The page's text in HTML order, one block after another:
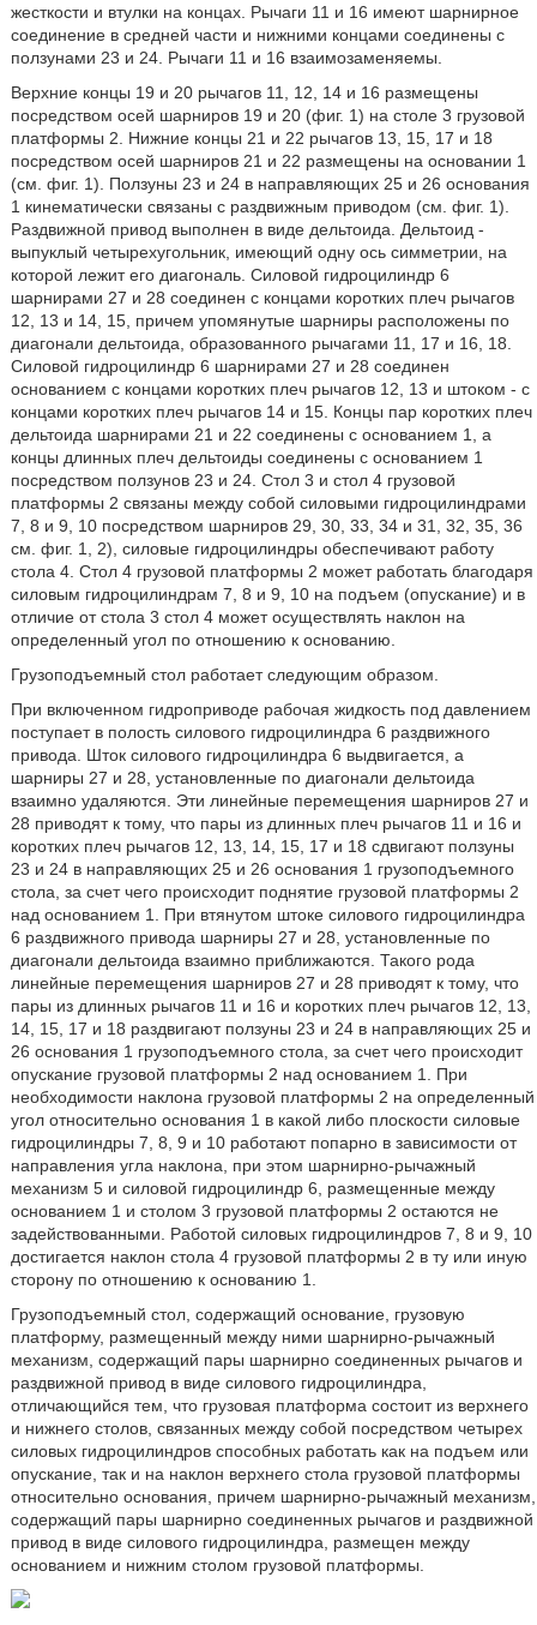
жесткости и втулки на концах. Рычаги 11 и 16 имеют шарнирное
соединение в средней части и нижними концами соединены с
ползунами 23 и 24. Рычаги 11 и 16 взаимозаменяемы.
Верхние концы 19 и 20 рычагов 11, 12, 14 и 16 размещены
посредством осей шарниров 19 и 20 (фиг. 1) на столе 3 грузовой
платформы 2. Нижние концы 21 и 22 рычагов 13, 15, 17 и 18
посредством осей шарниров 21 и 22 размещены на основании 1
(см. фиг. 1). Ползуны 23 и 24 в направляющих 25 и 26 основания
1 кинематически связаны с раздвижным приводом (см. фиг. 1).
Раздвижной привод выполнен в виде дельтоида. Дельтоид -
выпуклый четырехугольник, имеющий одну ось симметрии, на
которой лежит его диагональ. Силовой гидроцилиндр 6
шарнирами 27 и 28 соединен с концами коротких плеч рычагов
12, 13 и 14, 15, причем упомянутые шарниры расположены по
диагонали дельтоида, образованного рычагами 11, 17 и 16, 18.
Силовой гидроцилиндр 6 шарнирами 27 и 28 соединен
основанием с концами коротких плеч рычагов 12, 13 и штоком - с
концами коротких плеч рычагов 14 и 15. Концы пар коротких плеч
дельтоида шарнирами 21 и 22 соединены с основанием 1, а
концы длинных плеч дельтоиды соединены с основанием 1
посредством ползунов 23 и 24. Стол 3 и стол 4 грузовой
платформы 2 связаны между собой силовыми гидроцилиндрами
7, 8 и 9, 10 посредством шарниров 29, 30, 33, 34 и 31, 32, 35, 36
см. фиг. 1, 2), силовые гидроцилиндры обеспечивают работу
стола 4. Стол 4 грузовой платформы 2 может работать благодаря
силовым гидроцилиндрам 7, 8 и 9, 10 на подъем (опускание) и в
отличие от стола 3 стол 4 может осуществлять наклон на
определенный угол по отношению к основанию.
Грузоподъемный стол работает следующим образом.
При включенном гидроприводе рабочая жидкость под давлением
поступает в полость силового гидроцилиндра 6 раздвижного
привода. Шток силового гидроцилиндра 6 выдвигается, а
шарниры 27 и 28, установленные по диагонали дельтоида
взаимно удаляются. Эти линейные перемещения шарниров 27 и
28 приводят к тому, что пары из длинных плеч рычагов 11 и 16 и
коротких плеч рычагов 12, 13, 14, 15, 17 и 18 сдвигают ползуны
23 и 24 в направляющих 25 и 26 основания 1 грузоподъемного
стола, за счет чего происходит поднятие грузовой платформы 2
над основанием 1. При втянутом штоке силового гидроцилиндра
6 раздвижного привода шарниры 27 и 28, установленные по
диагонали дельтоида взаимно приближаются. Такого рода
линейные перемещения шарниров 27 и 28 приводят к тому, что
пары из длинных рычагов 11 и 16 и коротких плеч рычагов 12, 13,
14, 15, 17 и 18 раздвигают ползуны 23 и 24 в направляющих 25 и
26 основания 1 грузоподъемного стола, за счет чего происходит
опускание грузовой платформы 2 над основанием 1. При
необходимости наклона грузовой платформы 2 на определенный
угол относительно основания 1 в какой либо плоскости силовые
гидроцилиндры 7, 8, 9 и 10 работают попарно в зависимости от
направления угла наклона, при этом шарнирно-рычажный
механизм 5 и силовой гидроцилиндр 6, размещенные между
основанием 1 и столом 3 грузовой платформы 2 остаются не
задействованными. Работой силовых гидроцилиндров 7, 8 и 9, 10
достигается наклон стола 4 грузовой платформы 2 в ту или иную
сторону по отношению к основанию 1.
Грузоподъемный стол, содержащий основание, грузовую
платформу, размещенный между ними шарнирно-рычажный
механизм, содержащий пары шарнирно соединенных рычагов и
раздвижной привод в виде силового гидроцилиндра,
отличающийся тем, что грузовая платформа состоит из верхнего
и нижнего столов, связанных между собой посредством четырех
силовых гидроцилиндров способных работать как на подъем или
опускание, так и на наклон верхнего стола грузовой платформы
относительно основания, причем шарнирно-рычажный механизм,
содержащий пары шарнирно соединенных рычагов и раздвижной
привод в виде силового гидроцилиндра, размещен между
основанием и нижним столом грузовой платформы.